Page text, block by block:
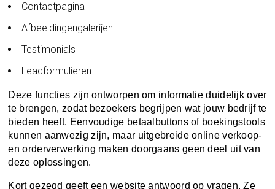
Contactpagina
Afbeeldingengalerijen
Testimonials
Leadformulieren
Deze functies zijn ontworpen om informatie duidelijk over
te brengen, zodat bezoekers begrijpen wat jouw bedrijf te
bieden heeft. Eenvoudige betaalbuttons of boekingstools
kunnen aanwezig zijn, maar uitgebreide online verkoop-
en orderverwerking maken doorgaans geen deel uit van
deze oplossingen.
Kort gezegd geeft een website antwoord op vragen. Ze